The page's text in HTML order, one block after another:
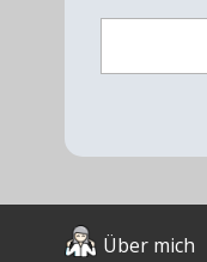
Über mich